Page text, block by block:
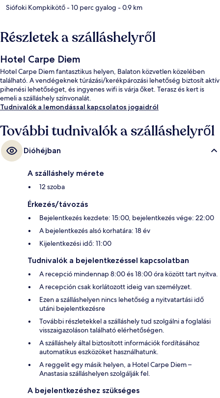
Siófoki Kompkikötő- 10 perc gyalog - 0.9 km
Részletek a szálláshelyről
Hotel Carpe Diem
Hotel Carpe Diem fantasztikus helyen, Balaton közvetlen közelében
található. A vendégeknek túrázási/kerékpározási lehetőség biztosít aktív
pihenési lehetőséget, és ingyenes wifi is várja őket. Terasz és kert is
emeli a szálláshely színvonalát.
Tudnivalók a lemondással kapcsolatos jogaidról
További tudnivalók a szálláshelyről
Dióhéjban
A szálláshely mérete
12 szoba
Érkezés/távozás
Bejelentkezés kezdete: 15:00, bejelentkezés vége: 22:00
A bejelentkezés alsó korhatára: 18 év
Kijelentkezési idő: 11:00
Tudnivalók a bejelentkezéssel kapcsolatban
A recepció mindennap 8:00 és 18:00 óra között tart nyitva.
A recepción csak korlátozott ideig van személyzet.
Ezen a szálláshelyen nincs lehetőség a nyitvatartási idő
utáni bejelentkezésre
További részletekkel a szálláshely tud szolgálni a foglalási
visszaigazoláson található elérhetőségen.
A szálláshely által biztosított információk fordításához
automatikus eszközöket használhatunk.
A reggelit egy másik helyen, a Hotel Carpe Diem –
Anastasia szálláshelyen szolgálják fel.
A bejelentkezéshez szükséges